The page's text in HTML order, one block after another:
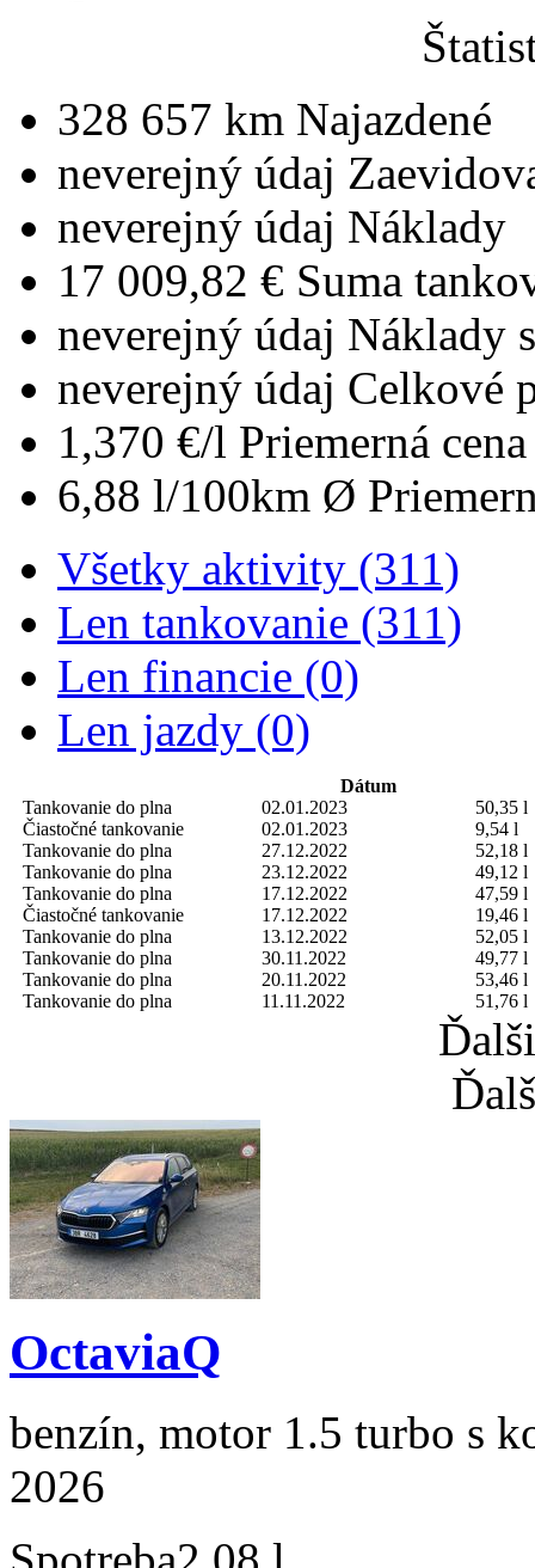
328 657 km Najazdené
neverejný údaj
neverejný údaj Náklady
17 009,82 € Suma
neverejný údaj Náklady
neverejný údaj Celkové
1,370 €/l Priemerná
6,88 l/100km Ø
Všetky aktivity (311)
Len tankovanie (311)
Len financie (0)
Len jazdy (0)
Dátum
Tankovanie do plna
02.01.2023
50,35 l
Čiastočné tankovanie
02.01.2023
9,54 l
Tankovanie do plna
27.12.2022
52,18 l
Tankovanie do plna
23.12.2022
49,12 l
Tankovanie do plna
17.12.2022
47,59 l
Čiastočné tankovanie
17.12.2022
19,46 l
Tankovanie do plna
13.12.2022
52,05 l
Tankovanie do plna
30.11.2022
49,77 l
Tankovanie do plna
20.11.2022
53,46 l
Tankovanie do plna
11.11.2022 51,76 l
OctaviaQ
benzín, motor 1.5 turbo s
2026